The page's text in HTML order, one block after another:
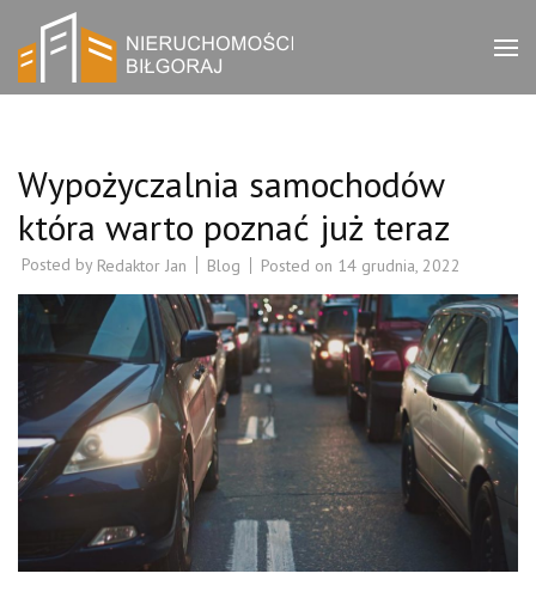
content
(Press
Nieruchomości
Wypożyczalnia samochodów
która warto poznać już teraz
Posted by Redaktor Jan Blog Posted on 14 grudnia, 2022